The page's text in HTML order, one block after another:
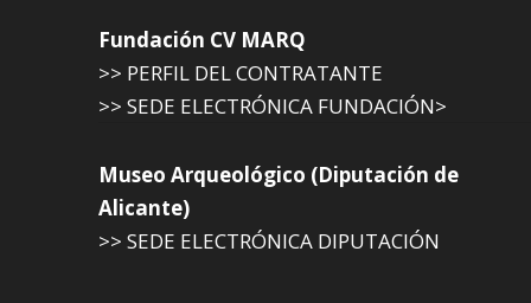
Fundación CV MARQ
>> PERFIL DEL CONTRATANTE
>> SEDE ELECTRÓNICA FUNDACIÓN>
Museo Arqueológico (Diputación de
Alicante)
>> SEDE ELECTRÓNICA DIPUTACIÓN